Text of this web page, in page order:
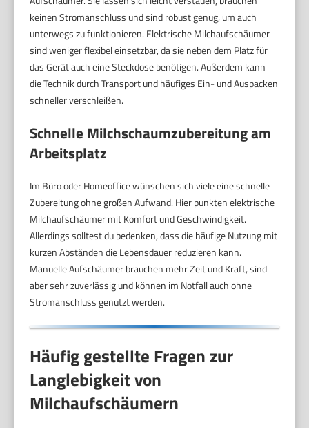
keinen Stromanschluss und sind robust genug, um auch
unterwegs zu funktionieren. Elektrische Milchaufschäumer
sind weniger flexibel einsetzbar, da sie neben dem Platz für
das Gerät auch eine Steckdose benötigen. Außerdem kann
die Technik durch Transport und häufiges Ein- und Auspacken
schneller verschleißen.
Schnelle Milchschaumzubereitung am
Arbeitsplatz
Im Büro oder Homeoffice wünschen sich viele eine schnelle
Zubereitung ohne großen Aufwand. Hier punkten elektrische
Milchaufschäumer mit Komfort und Geschwindigkeit.
Allerdings solltest du bedenken, dass die häufige Nutzung mit
kurzen Abständen die Lebensdauer reduzieren kann.
Manuelle Aufschäumer brauchen mehr Zeit und Kraft, sind
aber sehr zuverlässig und können im Notfall auch ohne
Stromanschluss genutzt werden.
Häufig gestellte Fragen zur
Langlebigkeit von
Milchaufschäumern